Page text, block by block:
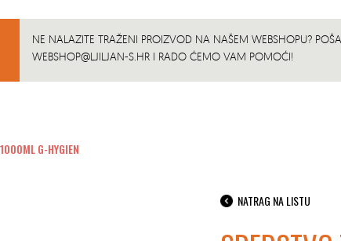
NE NALAZITE TRAŽENI PROIZVOD NA NAŠEM WEBSHOPU?
WEBSHOP@LJILJAN-S.HRI RADO ĆEMO VAM POMOĆI!
G-HYGIEN
NATRAG NA LISTU